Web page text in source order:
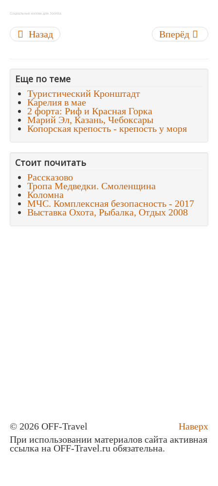
Социальные кнопки для Joomla
Назад Вперёд
Еще по теме
Туристический Кронштадт
Карелия в мае
2 форта: Риф и Красная Горка
Марий Эл, Казань, Чебоксары
Копорская крепость - крепость у моря
Стоит почитать
Рассказово
Тропа Медведки. Смоленщина
Коломна
МЧС. Комплексная безопасность - 2017
Выставка Охота, Рыбалка, Отдых 2008
Наверх
© 2026 OFF-Travel
При использовании материалов сайта активная
ссылка на OFF-Travel.ru обязательна.